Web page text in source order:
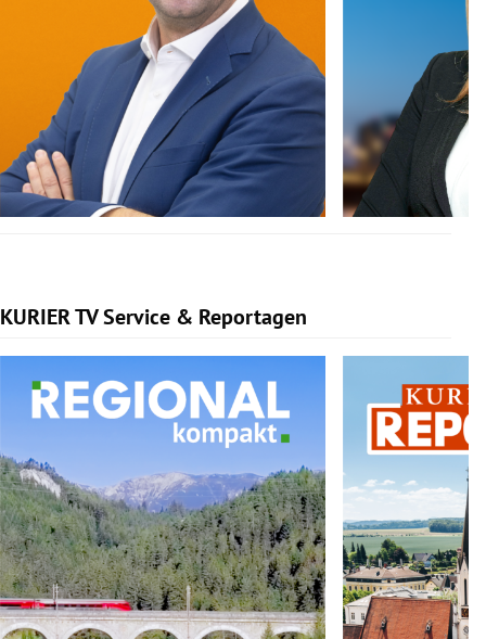
KURIER TV Service & Reportagen
Slide 1 von 3